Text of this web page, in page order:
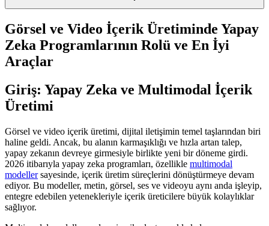
Görsel ve Video İçerik Üretiminde Yapay
Zeka Programlarının Rolü ve En İyi
Araçlar
Giriş: Yapay Zeka ve Multimodal İçerik
Üretimi
Görsel ve video içerik üretimi, dijital iletişimin temel taşlarından biri
haline geldi. Ancak, bu alanın karmaşıklığı ve hızla artan talep,
yapay zekanın devreye girmesiyle birlikte yeni bir döneme girdi.
2026 itibarıyla yapay zeka programları, özellikle multimodal
modellersayesinde, içerik üretim süreçlerini dönüştürmeye devam
ediyor. Bu modeller, metin, görsel, ses ve videoyu aynı anda işleyip,
entegre edebilen yetenekleriyle içerik üreticilere büyük kolaylıklar
sağlıyor.